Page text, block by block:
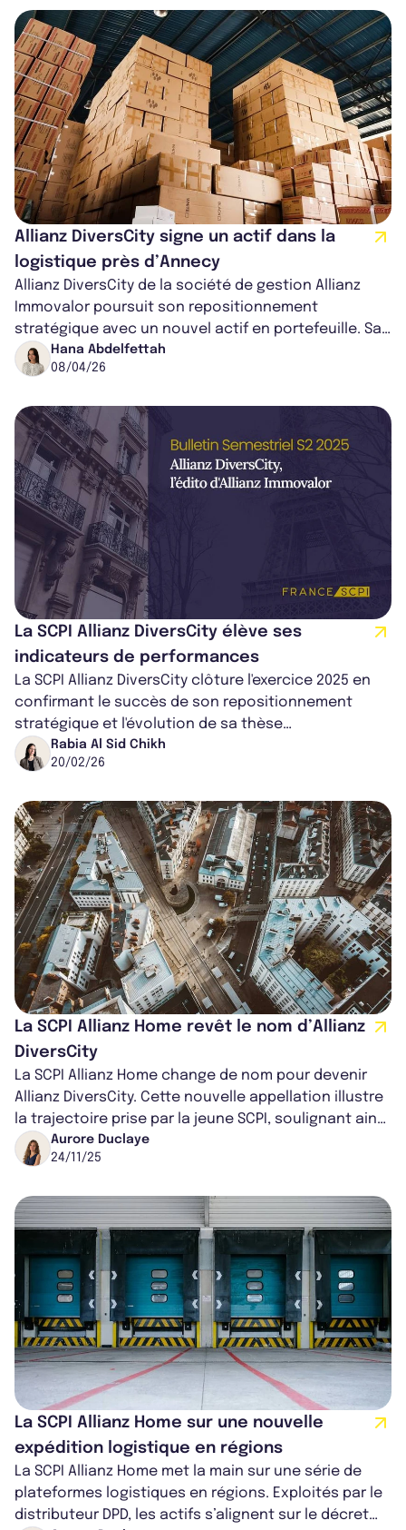
Allianz DiversCity signe un actif dans la
logistique près d’Annecy
Allianz DiversCity de la société de gestion Allianz
Immovalor poursuit son repositionnement
stratégique avec un nouvel actif en portefeuille. Sa
dernière acquisition : une messager...
Hana Abdelfettah
08/04/26
La SCPI Allianz DiversCity élève ses
indicateurs de performances
La SCPI Allianz DiversCity clôture l'exercice 2025 en
confirmant le succès de son repositionnement
stratégique et l'évolution de sa thèse
d'investissement. Avec un taux de distribu...
Rabia Al Sid Chikh
20/02/26
La SCPI Allianz Home revêt le nom d’Allianz
DiversCity
La SCPI Allianz Home change de nom pour devenir
Allianz DiversCity. Cette nouvelle appellation illustre
la trajectoire prise par la jeune SCPI, soulignant ainsi
l’importance de la...
Aurore Duclaye
24/11/25
La SCPI Allianz Home sur une nouvelle
expédition logistique en régions
La SCPI Allianz Home met la main sur une série de
plateformes logistiques en régions. Exploités par le
distributeur DPD, les actifs s’alignent sur le décret